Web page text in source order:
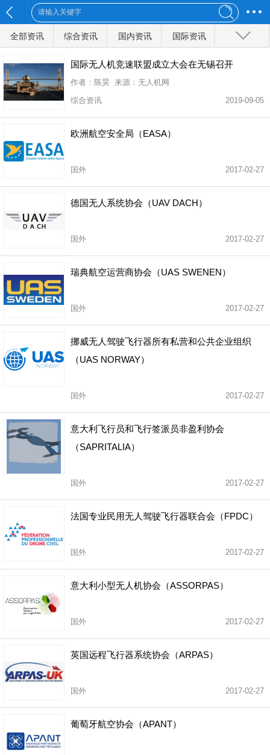
全部资讯 综合资讯 国内资讯 国际资讯
应用领域 科技探索 新品发布 企业动态
无人系统 展会动态 UAV评测
DIY 赛事活动
低空经济
全部分类
国际无人机竞速联盟成立大会在无锡召开
作者：陈昊 来源：无人机网
综合资讯
2019-09-05
欧洲航空安全局（EASA）
国外 2017-02-27
德国无人系统协会（UAV DACH）
国外 2017-02-27
瑞典航空运营商协会（UAS SWENEN）
国外 2017-02-27
挪威无人驾驶飞行器所有私营和公共企业组织
（UAS NORWAY）
国外 2017-02-27
意大利飞行员和飞行签派员非盈利协会
（SAPRITALIA）
国外 2017-02-27
法国专业民用无人驾驶飞行器联合会（FPDC）
国外 2017-02-27
意大利小型无人机协会（ASSORPAS）
国外 2017-02-27
英国远程飞行器系统协会（ARPAS）
国外 2017-02-27
葡萄牙航空协会（APANT）